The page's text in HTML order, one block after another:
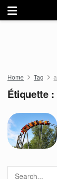
Home Tag
Étiquette :